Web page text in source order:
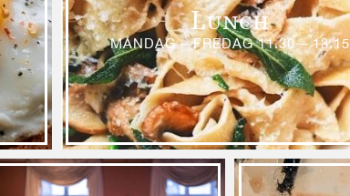
Lunch
MÅNDAG – FREDAG 11.30 – 13.15